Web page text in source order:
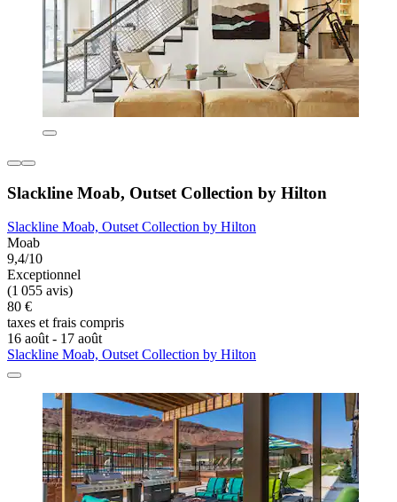
Slackline Moab, Outset Collection by Hilton
Slackline Moab, Outset Collection by Hilton
Moab
9,4/10
Exceptionnel
(1 055 avis)
80 €
taxes et frais compris
16 août - 17 août
Slackline Moab, Outset Collection by Hilton